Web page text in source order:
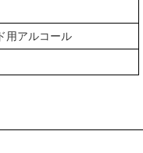
用アルコール